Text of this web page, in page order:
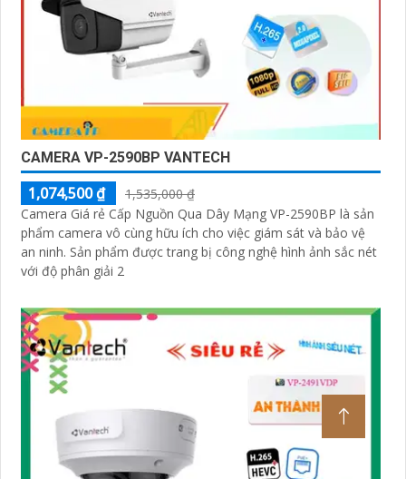
CAMERA VP-2590BP VANTECH
1,074,500 ₫
1,535,000 ₫
Camera Giá rẻ Cấp Nguồn Qua Dây Mạng VP-2590BP là sản
phẩm camera vô cùng hữu ích cho việc giám sát và bảo vệ
an ninh. Sản phẩm được trang bị công nghệ hình ảnh sắc nét
với độ phân giải 2